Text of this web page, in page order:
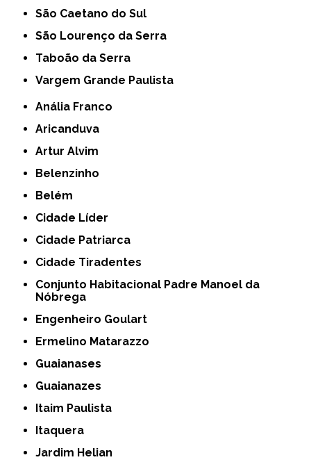
São Caetano do Sul
São Lourenço da Serra
Taboão da Serra
Vargem Grande Paulista
Anália Franco
Aricanduva
Artur Alvim
Belenzinho
Belém
Cidade Líder
Cidade Patriarca
Cidade Tiradentes
Conjunto Habitacional Padre Manoel da
Nóbrega
Engenheiro Goulart
Ermelino Matarazzo
Guaianases
Guaianazes
Itaim Paulista
Itaquera
Jardim Helian